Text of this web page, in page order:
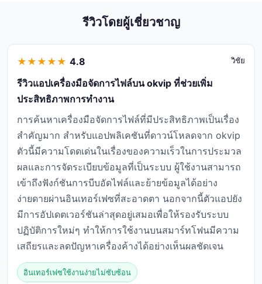
รีวิวโดยผู้เชี่ยวชาญ
★ ★ ★ ★ ★ 4.8 วิชัย
รีวิวแอปเครื่องมือจัดการไฟล์บน okvip ที่ช่วยเพิ่ม
ประสิทธิภาพการทำงาน
การค้นหาเครื่องมือจัดการไฟล์ที่มีประสิทธิภาพเป็นเรื่อง
สำคัญมาก สำหรับแอปพลิเคชันที่ดาวน์โหลดจาก okvip
ตัวนี้มีความโดดเด่นในเรื่องของความเร็วในการประมวล
ผลและการจัดระเบียบข้อมูลที่เป็นระบบ ผู้ใช้งานสามารถ
เข้าถึงฟังก์ชันการบีบอัดไฟล์และย้ายข้อมูลได้อย่าง
ง่ายดายผ่านอินเทอร์เฟซที่สะอาดตา นอกจากนี้ตัวแอปยัง
มีการอัปเดตเวอร์ชันล่าสุดอยู่เสมอเพื่อให้รองรับระบบ
ปฏิบัติการใหม่ๆ ทำให้การใช้งานบนสมาร์ทโฟนมีความ
เสถียรและลดปัญหาเครื่องค้างได้อย่างเห็นผลชัดเจน
อินเทอร์เฟซใช้งานง่ายไม่ซับซ้อน